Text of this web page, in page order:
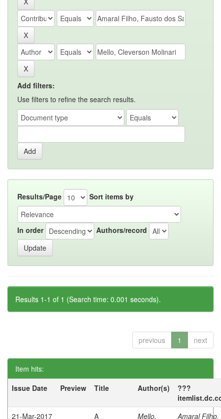
Add filters:
Use filters to refine the search results.
Results/Page Sort items by
In order Authors/record
Results 1-1 of 1 (Search time: 0.001 seconds).
previous 1 next
Item hits:
Issue Date
Preview Title Author(s)
???
21-Mar-2017
A Mello, Amaral